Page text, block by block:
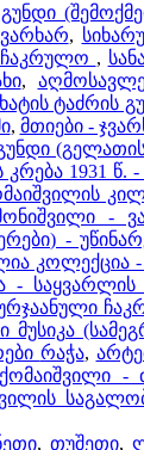
,
ჩაკრულო ,
,
ტაძრის
, მთიები -
გუნდი
კრება 1931 წ.
-
-
კოლექცია -
- საყვარლის
მუსიკა
შალვა ასლანიშვილია კოლექცია - შაირები რაჭა,
-
, თუშეთი,